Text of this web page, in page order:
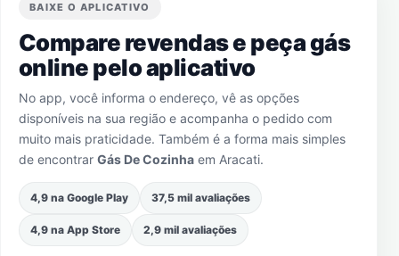
BAIXE O APLICATIVO
Compare revendas e peça gás
online pelo aplicativo
No app, você informa o endereço, vê as opções
disponíveis na sua região e acompanha o pedido com
muito mais praticidade. Também é a forma mais simples
de encontrar Gás De Cozinha em Aracati.
4,9 na Google Play 37,5 mil avaliações
4,9 na App Store 2,9 mil avaliações